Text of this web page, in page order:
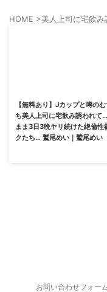
HOME >美人上司に宅飲
【無料あり】Jカップと噂の
ち美人上司に宅飲み誘われて
まま3日3晩ヤリ続けた絶倫性
クたち… 鷲尾めい｜鷲尾めい
お問い合わせフォー